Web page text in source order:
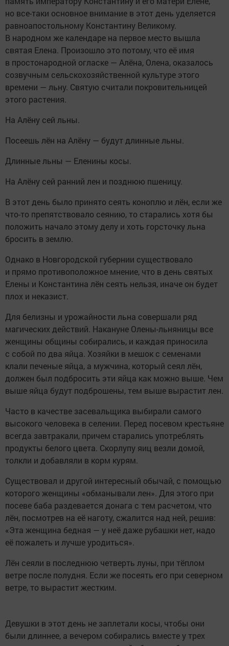
но все-таки основное внимание в этот день уделяется
равноапостольному Константину Великому.
В народном же календаре на первое место вышла
святая Елена. Произошло это потому, что её имя
в простонародной огласке — Алёна, Олена, оказалось
созвучным сельскохозяйственной культуре этого
времени — льну. Святую считали покровительницей
этого растения.
На Алёну сей льны.
Посеешь лён на Алёну — будут длинные льны.
Длинные льны — Еленины косы.
На Алёну сей ранний лен и позднюю пшеницу.
В этот день было принято сеять коноплю и лён, если же
что-то препятствовало сеянию, то старались хотя бы
положить начало этому делу и хоть горсточку льна
бросить в землю.
Однако в Новгородской губернии существовало
и прямо противоположное мнение, что в день святых
Елены и Константина лён сеять нельзя, иначе он будет
плох и неказист.
Для белизны и урожайности льна совершали ряд
магических действий. Накануне Олены-льняницы все
женщины общины собирались, и каждая приносила
с собой по два яйца. Хозяйки в мешок с семенами
клали печеные яйца, а мужчина, который сеял лён,
должен был подбросить эти яйца как можно выше. Чем
выше яйца будут подброшены, тем выше вырастит лен.
Часто в качестве засевальщика выбирали самого
высокого человека в селении. Перед посевом крестьяне
всегда завтракали, причем старались употреблять
продукты белого цвета. Скорлупу яиц везли домой,
толкли и добавляли в корм курям.
Существовал и другой интересный обычай, с помощью
которого женщины «обманывали лен». Для этого при
посеве баба раздевается донага с тем расчетом, что
лён, посмотрев на её наготу, сжалится над ней, решив:
«Эта женщина бедная — у неё даже рубашки нет, надо
её пожалеть и лучше уродиться».
Лён сеяли в последнюю четверть луны, при тёплом
ветре после полудня. Если же посеять его при северном
ветре, то вырастит жестким.
Девушки в этот день не заплетали косы, чтобы они
были длиннее, а вечером собирались вместе у трех